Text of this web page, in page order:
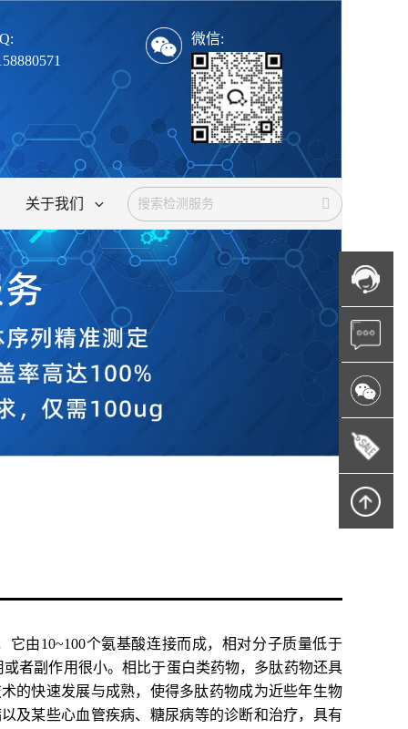
微信:
关于我们
由10~100个氨基酸连接而成，相对分子质量低于
者副作用很小。相比于蛋白类药物，多肽药物还具
的快速发展与成熟，使得多肽药物成为近些年生物
及某些心血管疾病、糖尿病等的诊断和治疗，具有